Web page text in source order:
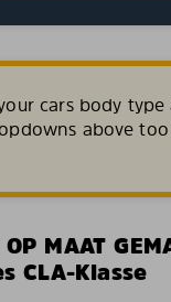
cars body
above too
MAAT
CLA-Klasse